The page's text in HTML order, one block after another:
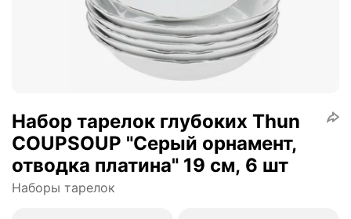
Набор тарелок глубоких Thun
COUPSOUP "Серый орнамент,
отводка платина" 19 см, 6 шт
Наборы тарелок